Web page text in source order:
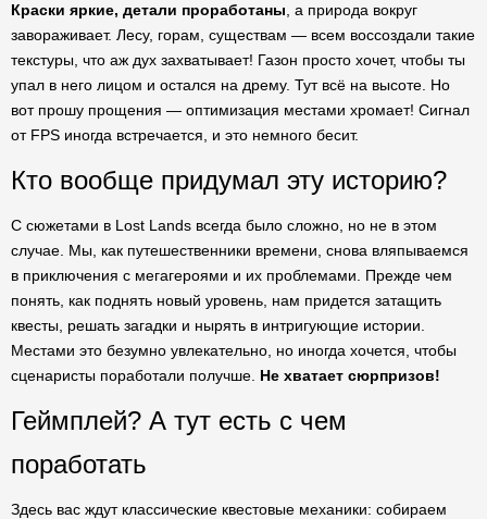
Краски яркие, детали проработаны , а природа вокруг
завораживает. Лесу, горам, существам — всем воссоздали такие
текстуры, что аж дух захватывает! Газон просто хочет, чтобы ты
упал в него лицом и остался на дрему. Тут всё на высоте. Но
вот прошу прощения — оптимизация местами хромает! Сигнал
от FPS иногда встречается, и это немного бесит.
Кто вообще придумал эту историю?
С сюжетами в Lost Lands всегда было сложно, но не в этом
случае. Мы, как путешественники времени, снова вляпываемся
в приключения с мегагероями и их проблемами. Прежде чем
понять, как поднять новый уровень, нам придется затащить
квесты, решать загадки и нырять в интригующие истории.
Местами это безумно увлекательно, но иногда хочется, чтобы
сценаристы поработали получше. Не хватает сюрпризов!
Геймплей? А тут есть с чем
поработать
Здесь вас ждут классические квестовые механики: собираем